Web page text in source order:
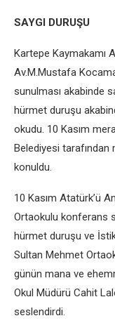
SAYGI DURUŞU
Kartepe Kaymakamı
Av.M.Mustafa
sunulması akabinde
hürmet duruşu
okudu. 10 Kasım
Belediyesi tarafından
konuldu.
10 Kasım Atatürk’ü
Ortaokulu konferans
hürmet duruşu ve
Sultan Mehmet
günün mana ve
Okul Müdürü Cahit
seslendirdi.